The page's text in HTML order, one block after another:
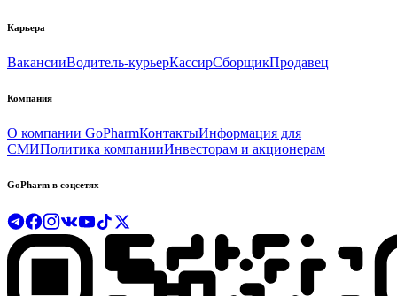
Карьера
ВакансииВодитель-курьерКассирСборщикПродавец
Компания
О компании GoPharmКонтактыИнформация для
СМИПолитика компанииИнвесторам и акционерам
GoPharm в соцсетях